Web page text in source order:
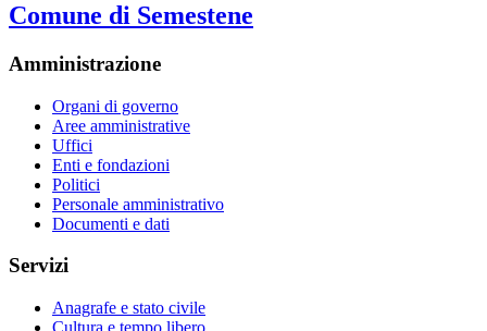
Comune di Semestene
Amministrazione
Organi di governo
Aree amministrative
Uffici
Enti e fondazioni
Politici
Personale amministrativo
Documenti e dati
Servizi
Anagrafe e stato civile